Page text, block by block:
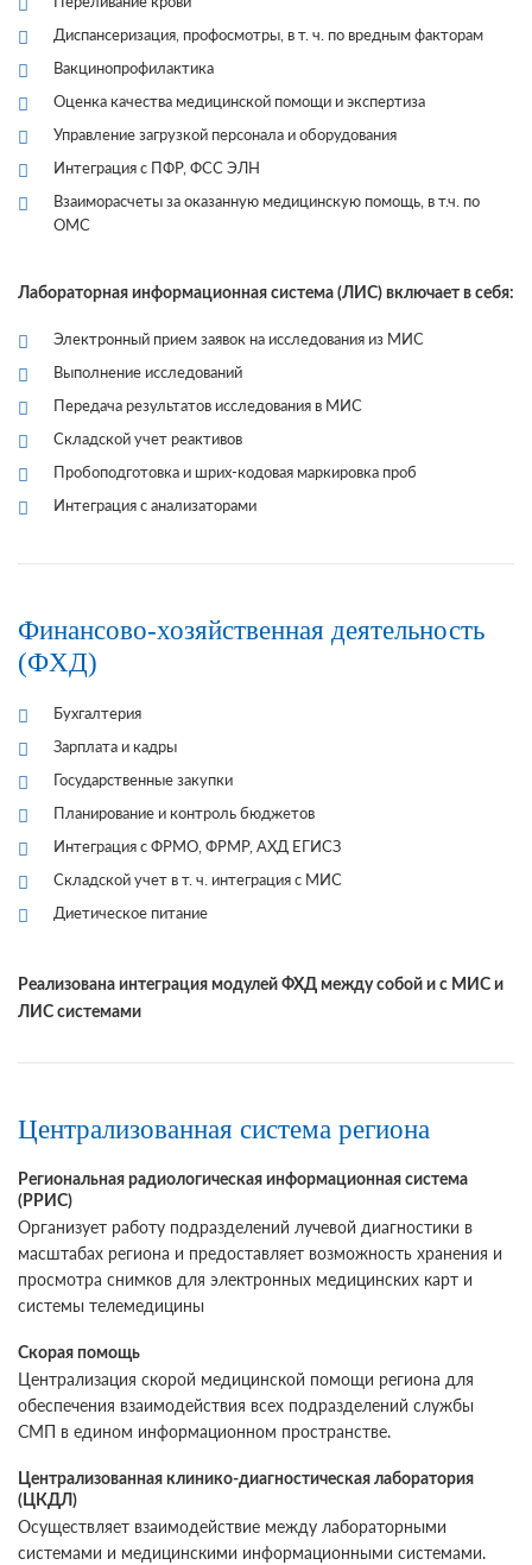
Диспансеризация, профосмотры, в т. ч. по вредным факторам
Вакцинопрофилактика
Оценка качества медицинской помощи и экспертиза
Управление загрузкой персонала и оборудования
Интеграция с ПФР, ФСС ЭЛН
Взаиморасчеты за оказанную медицинскую помощь, в т.ч. по
ОМС
Лабораторная информационная система (ЛИС) включает в себя:
Электронный прием заявок на исследования из МИС
Выполнение исследований
Передача результатов исследования в МИС
Складской учет реактивов
Пробоподготовка и шрих-кодовая маркировка проб
Интеграция с анализаторами
Финансово-хозяйственная деятельность
(ФХД)
Бухгалтерия
Зарплата и кадры
Государственные закупки
Планирование и контроль бюджетов
Интеграция с ФРМО, ФРМР, АХД ЕГИСЗ
Складской учет в т. ч. интеграция с МИС
Диетическое питание
Реализована интеграция модулей ФХД между собой и с МИС и
ЛИС системами
Централизованная система региона
Региональная радиологическая информационная система
(РРИС)
Организует работу подразделений лучевой диагностики в
масштабах региона и предоставляет возможность хранения и
просмотра снимков для электронных медицинских карт и
системы телемедицины
Скорая помощь
Централизация скорой медицинской помощи региона для
обеспечения взаимодействия всех подразделений службы
СМП в едином информационном пространстве.
Централизованная клинико-диагностическая лаборатория
(ЦКДЛ)
Осуществляет взаимодействие между лабораторными
системами и медицинскими информационными системами.